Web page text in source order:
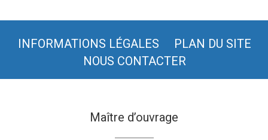
INFORMATIONS LÉGALES
PLAN DU SITE
NOUS CONTACTER
Maître d’ouvrage